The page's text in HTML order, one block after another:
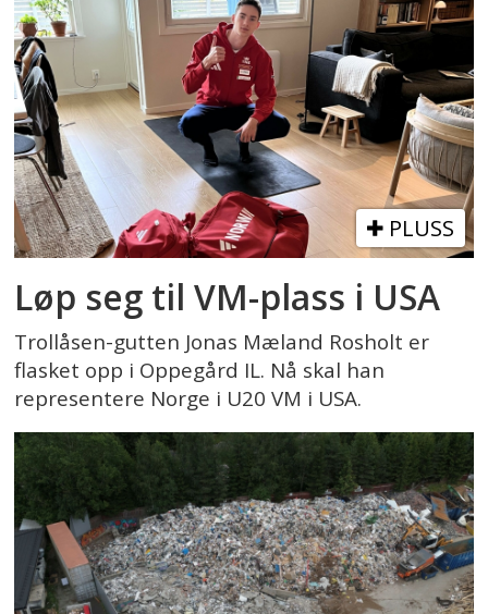
PLUSS
Løp seg til VM-plass i USA
Trollåsen-gutten Jonas Mæland Rosholt er
flasket opp i Oppegård IL. Nå skal han
representere Norge i U20 VM i USA.